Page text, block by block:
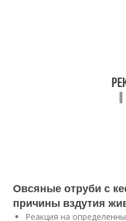
Овсяные отруби с
причины вздутия
Реакция на